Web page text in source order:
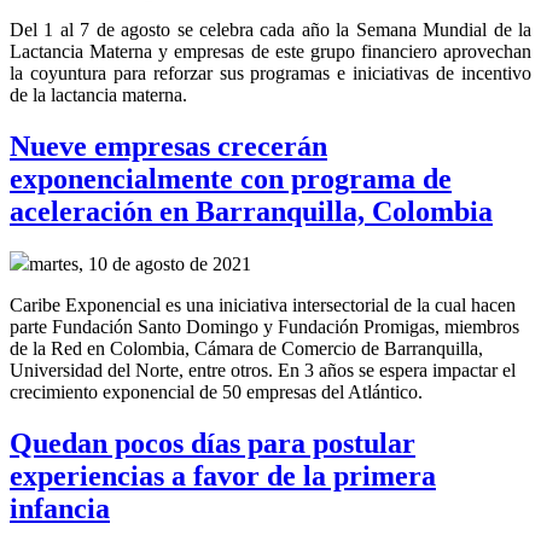
Del 1 al 7 de agosto se celebra cada año la Semana Mundial de la
Lactancia Materna y empresas de este grupo financiero aprovechan
la coyuntura para reforzar sus programas e iniciativas de incentivo
de la lactancia materna.
Nueve empresas crecerán
exponencialmente con programa de
aceleración en Barranquilla, Colombia
martes, 10 de agosto de 2021
Caribe Exponencial es una iniciativa intersectorial de la cual hacen
parte Fundación Santo Domingo y Fundación Promigas, miembros
de la Red en Colombia, Cámara de Comercio de Barranquilla,
Universidad del Norte, entre otros. En 3 años se espera impactar el
crecimiento exponencial de 50 empresas del Atlántico.
Quedan pocos días para postular
experiencias a favor de la primera
infancia